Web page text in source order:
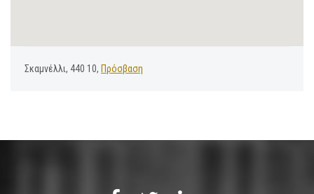
Σκαμνέλλι, 440 10, Πρόσβαση